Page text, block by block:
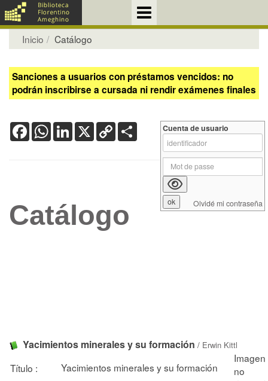
Inicio Catálogo
Sanciones a usuarios con préstamos vencidos: no
podrán inscribirse a cursada ni rendir exámenes finales
FacebookWhatsApp
LinkedIn
X Copy
Link
Catálogo
Yacimientos minerales y su formación / Erwin Kittl
Título :
Yacimientos minerales y su formación
Cuenta de usuario
Olvidé mi contraseña